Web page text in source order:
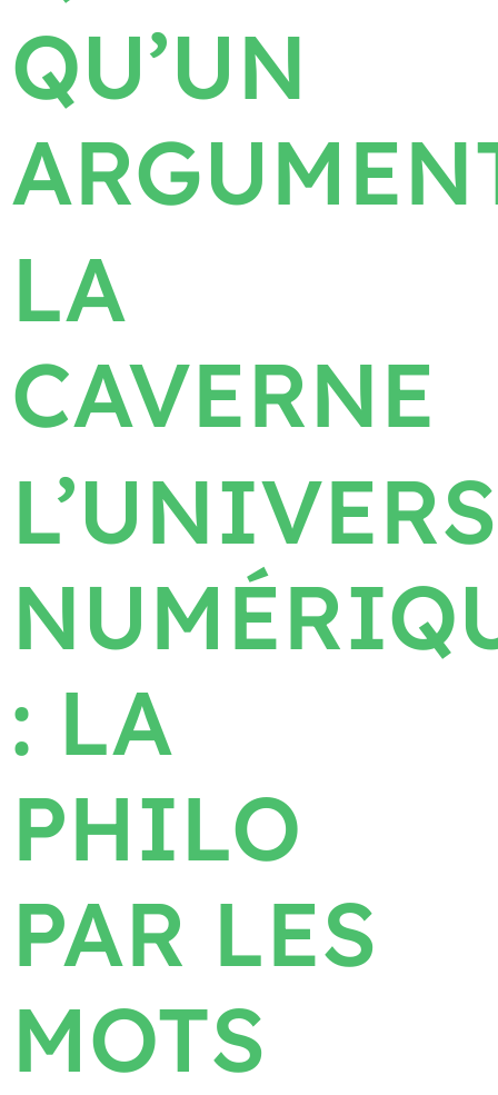
QU’UN
LA
CAVERNE
: LA
PHILO
PAR LES
MOTS